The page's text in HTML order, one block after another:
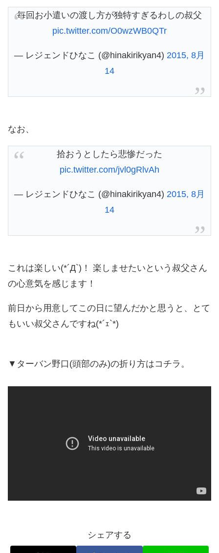
毎回お小遣いの渡し方が独特すぎるわしの叔父
pic.twitter.com/O0wzWB0QTr
— レジェンドひなこ (@hinakirikyan4) 2015, 8月
14
なお、
拾おうとしたら悲惨だった
pic.twitter.com/jvl0gRlvAh
— レジェンドひなこ (@hinakirikyan4) 2015, 8月
14
これは楽しい(*´Д`)！ 楽しませたいという叔父さん
の心意気を感じます！
前日から用意してこの日に望んだかと思うと、とて
もいい叔父さんですね(*´ｪ`*)
▼ターバン野口(頭部のみ)の折り方はコチラ。
シェアする